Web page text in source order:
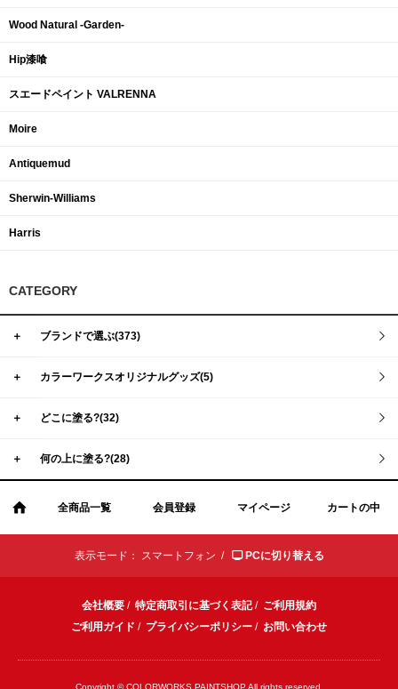
Wood Natural -Garden-
Hip漆喰
スエードペイント VALRENNA
Moire
Antiquemud
Sherwin-Williams
Harris
CATEGORY
＋ ブランドで選ぶ(373)
＋ カラーワークスオリジナルグッズ(5)
＋ どこに塗る?(32)
＋ 何の上に塗る?(28)
全商品一覧 会員登録 マイページ カートの中
表示モード： スマートフォン / PCに切り替える
会社概要 / 特定商取引に基づく表記/ ご利用規約
ご利用ガイド / プライバシーポリシー / お問い合わせ
Copyright © COLORWORKS PAINTSHOP All rights reserved.